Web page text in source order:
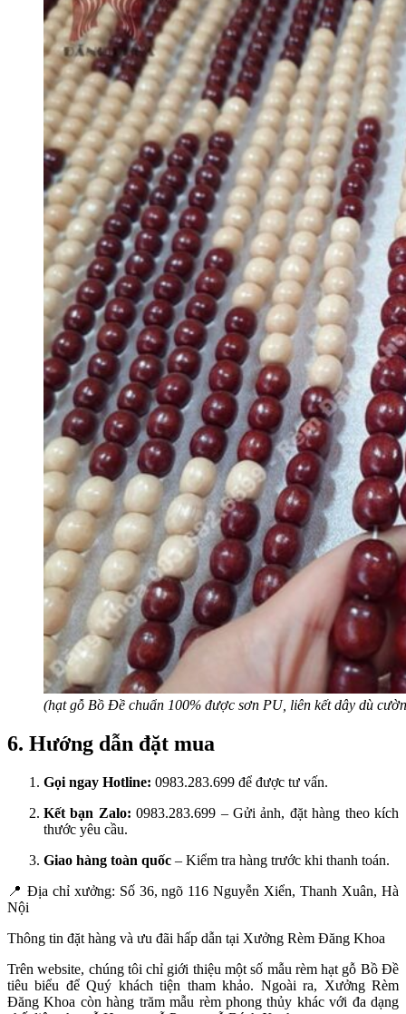
(hạt gỗ Bồ Đề chuẩn 100% được sơn PU, liên kết dây dù
6. Hướng dẫn đặt mua
Gọi ngay Hotline: 0983.283.699 để được tư vấn.
Kết bạn Zalo: 0983.283.699 – Gửi ảnh, đặt hàng theo kích
thước yêu cầu.
Giao hàng toàn quốc – Kiểm tra hàng trước khi thanh toán.
📍 Địa chỉ xưởng: Số 36, ngõ 116 Nguyễn Xiển, Thanh Xuân, Hà
Nội
Thông tin đặt hàng và ưu đãi hấp dẫn tại Xưởng Rèm Đăng Khoa
Trên website, chúng tôi chỉ giới thiệu một số mẫu rèm hạt gỗ Bồ Đề
tiêu biểu để Quý khách tiện tham khảo. Ngoài ra, Xưởng Rèm
Đăng Khoa còn hàng trăm mẫu rèm phong thủy khác với đa dạng